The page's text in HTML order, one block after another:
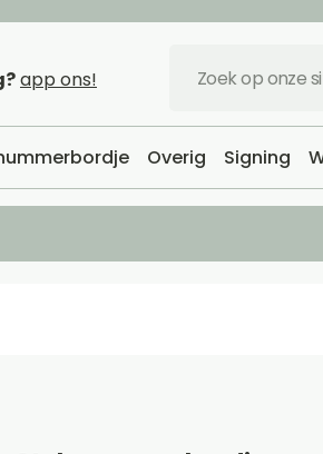
app ons!
Overig Signing